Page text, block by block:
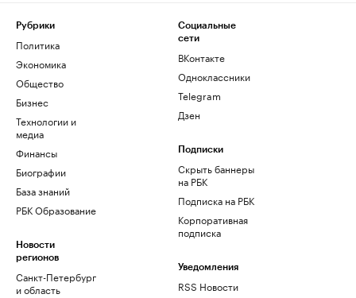
Рубрики
Политика
Экономика
Общество
Бизнес
Технологии и
медиа
Финансы
Биографии
База знаний
РБК Образование
Новости
регионов
Санкт-Петербург
и область
Социальные
сети
ВКонтакте
Одноклассники
Telegram
Дзен
Подписки
Скрыть баннеры
на РБК
Подписка на РБК
Корпоративная
подписка
Уведомления
RSS Новости